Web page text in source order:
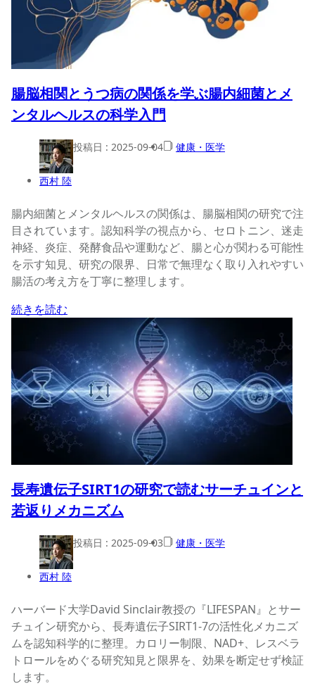
腸脳相関とうつ病の関係を学ぶ腸内細菌とメ
ンタルヘルスの科学入門
西村 陸
投稿日 : 2025-09-04 健康・医学
腸内細菌とメンタルヘルスの関係は、腸脳相関の研究で注
目されています。認知科学の視点から、セロトニン、迷走
神経、炎症、発酵食品や運動など、腸と心が関わる可能性
を示す知見、研究の限界、日常で無理なく取り入れやすい
腸活の考え方を丁寧に整理します。
続きを読む
長寿遺伝子SIRT1の研究で読むサーチュインと
若返りメカニズム
西村 陸
投稿日 : 2025-09-03 健康・医学
ハーバード大学David Sinclair教授の『LIFESPAN』とサー
チュイン研究から、長寿遺伝子SIRT1-7の活性化メカニズ
ムを認知科学的に整理。カロリー制限、NAD+、レスベラ
トロールをめぐる研究知見と限界を、効果を断定せず検証
します。